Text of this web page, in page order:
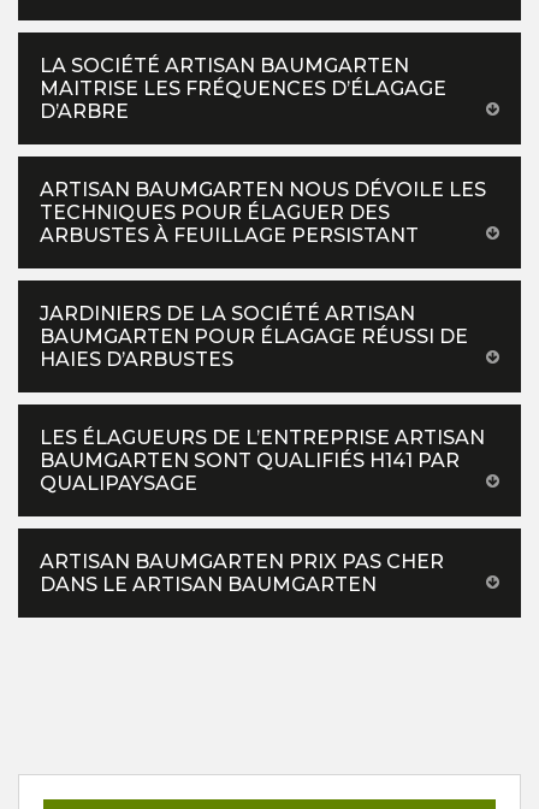
LA SOCIÉTÉ ARTISAN BAUMGARTEN
MAITRISE LES FRÉQUENCES D’ÉLAGAGE
D’ARBRE
ARTISAN BAUMGARTEN NOUS DÉVOILE LES
TECHNIQUES POUR ÉLAGUER DES
ARBUSTES À FEUILLAGE PERSISTANT
JARDINIERS DE LA SOCIÉTÉ ARTISAN
BAUMGARTEN POUR ÉLAGAGE RÉUSSI DE
HAIES D’ARBUSTES
LES ÉLAGUEURS DE L’ENTREPRISE ARTISAN
BAUMGARTEN SONT QUALIFIÉS H141 PAR
QUALIPAYSAGE
ARTISAN BAUMGARTEN PRIX PAS CHER
DANS LE ARTISAN BAUMGARTEN